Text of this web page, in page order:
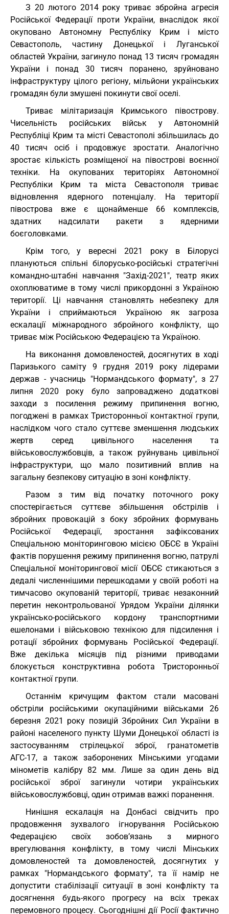
З 20 лютого 2014 року триває збройна агресія
Російської Федерації проти України, внаслідок якої
окуповано Автономну Республіку Крим і місто
Севастополь, частину Донецької і Луганської
областей України, загинуло понад 13 тисяч громадян
України і понад 30 тисяч поранено, зруйновано
інфраструктуру цілого регіону, мільйони українських
громадян були змушені покинути свої оселі.
Триває мілітаризація Кримського півострову.
Чисельність російських військ у Автономній
Республіці Крим та місті Севастополі збільшилась до
40 тисяч осіб і продовжує зростати. Аналогічно
зростає кількість розміщеної на півострові воєнної
техніки. На окупованих територіях Автономної
Республіки Крим та міста Севастополя триває
відновлення ядерного потенціалу. На території
півострова вже є щонайменше 66 комплексів,
здатних надсилати ракети з ядерними
боєголовками.
Крім того, у вересні 2021 року в Білорусі
плануються спільні білорусько-російські стратегічні
командно-штабні навчання "Захід-2021", театр яких
охоплюватиме в тому числі прикордонні з Україною
території. Ці навчання становлять небезпеку для
України і сприймаються Україною як загроза
ескалації міжнародного збройного конфлікту, що
триває між Російською Федерацією та Україною.
На виконання домовленостей, досягнутих в ході
Паризького саміту 9 грудня 2019 року лідерами
держав - учасниць "Нормандського формату", з 27
липня 2020 року було запроваджено додаткові
заходи з посилення режиму припинення вогню,
погоджені в рамках Тристоронньої контактної групи,
наслідком чого стало суттєве зменшення людських
жертв серед цивільного населення та
військовослужбовців, а також руйнувань цивільної
інфраструктури, що мало позитивний вплив на
загальну безпекову ситуацію в зоні конфлікту.
Разом з тим від початку поточного року
спостерігається суттєве збільшення обстрілів і
збройних провокацій з боку збройних формувань
Російської Федерації, зростання зафіксованих
Спеціальною моніторинговою місією ОБСЄ в Україні
фактів порушення режиму припинення вогню, патрулі
Спеціальної моніторингової місії ОБСЄ стикаються з
дедалі численнішими перешкодами у своїй роботі на
тимчасово окупованій території, триває незаконний
перетин неконтрольованої Урядом України ділянки
українсько-російського кордону транспортними
ешелонами і військовою технікою для підсилення і
ротації збройних формувань Російської Федерації.
Вже декілька місяців під різними приводами
блокується конструктивна робота Тристоронньої
контактної групи.
Останнім кричущим фактом стали масовані
обстріли російськими окупаційними військами 26
березня 2021 року позицій Збройних Сил України в
районі населеного пункту Шуми Донецької області із
застосуванням стрілецької зброї, гранатометів
АГС-17, а також заборонених Мінськими угодами
мінометів калібру 82 мм. Лише за один день від
російської зброї загинули чотири українських
військовослужбовці, один отримав важкі поранення.
Нинішня ескалація на Донбасі свідчить про
продовження зухвалого ігнорування Російською
Федерацією своїх зобов’язань з мирного
врегулювання конфлікту, в тому числі Мінських
домовленостей та домовленостей, досягнутих у
рамках "Нормандського формату", та її намір не
допустити стабілізації ситуації в зоні конфлікту та
досягнення будь-якого прогресу на всіх треках
перемовного процесу. Сьогоднішні дії Росії фактично